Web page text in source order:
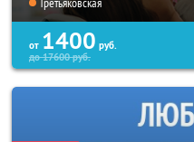
от 1400 руб.
до17600руб.